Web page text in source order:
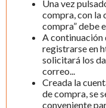
Una vez
compra, con
compra” debe
A continuación
registrarse en
solicitará los
correo...
Creada la
de compra, se
conveniente